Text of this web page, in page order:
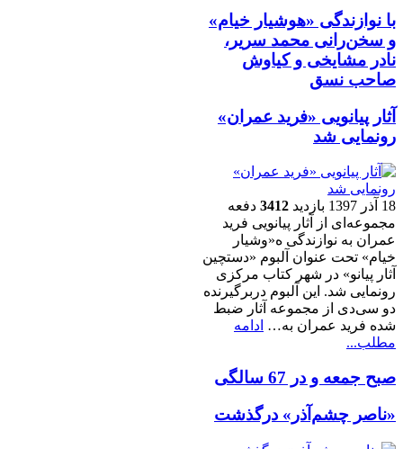
با نوازندگی «هوشیار خیام»
و سخن‌رانی محمد سریر،
نادر مشایخی و کیاوش
صاحب نسق
آثار پیانویی «فرید عمران»
رونمایی شد
18 آذر 1397 بازدید 3412 دفعه
مجموعه‌ای از آثار پیانویی فرید
عمران به نوازندگی ه«وشیار
خیام» تحت عنوان آلبوم «دستچین
آثار پیانو» در شهر کتاب مرکزی
رونمایی شد. این آلبوم دربرگیرنده
دو سی‌دی از مجموعه آثار ضبط
شده فرید عمران به… ادامه
مطلب...
صبح جمعه و در 67 سالگی
«ناصر چشم‌آذر» درگذشت